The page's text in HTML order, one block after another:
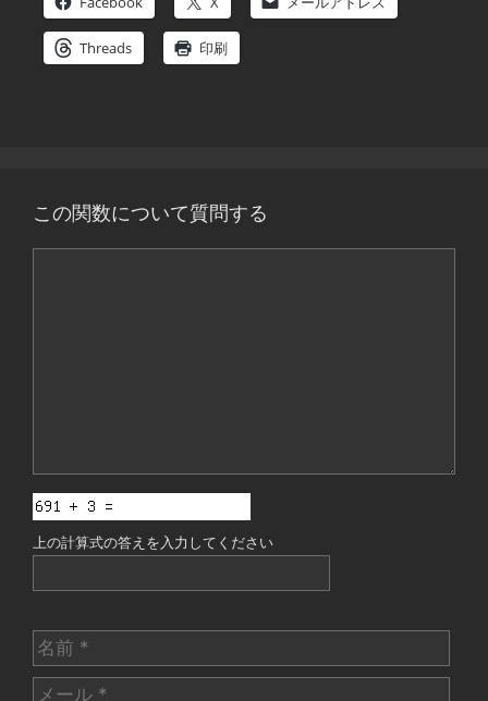
Threads 印刷
この関数について質問する
上の計算式の答えを入力してください
名
前
メ